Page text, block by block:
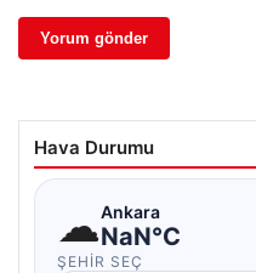
Hava Durumu
☁Ankara
NaN°C
ŞEHIR SEÇ